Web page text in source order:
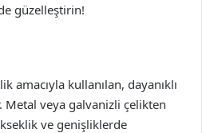
güzelleştirin!
amacıyla kullanılan, dayanıklı
veya galvanizli çelikten
ve genişliklerde